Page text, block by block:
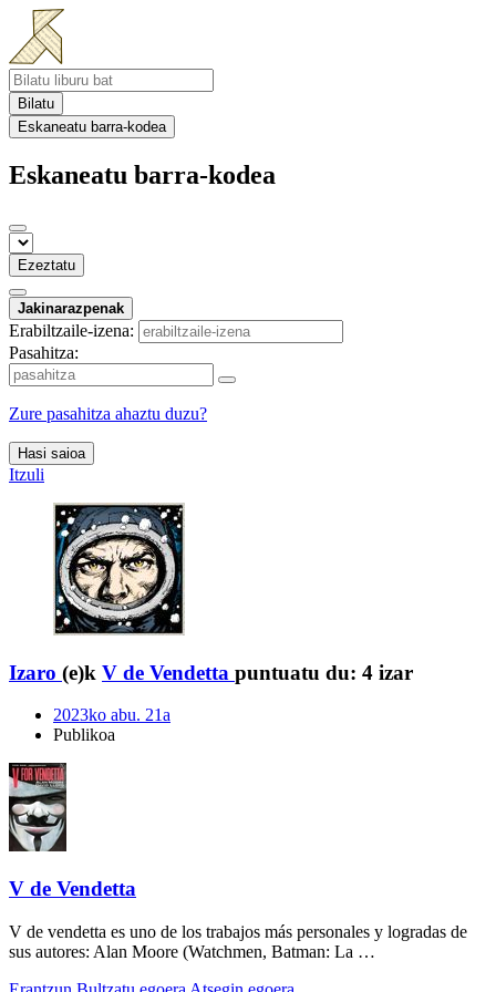
Bilatu
Eskaneatu barra-kodea
Eskaneatu barra-kodea
Ezeztatu
Jakinarazpenak
Erabiltzaile-izena:
Pasahitza:
Zure pasahitza ahaztu duzu?
Hasi saioa
Itzuli
Izaro (e)k V de Vendetta puntuatu du: 4 izar
2023ko abu. 21a
Publikoa
V de Vendetta
V de vendetta es uno de los trabajos más personales y logradas de
sus autores: Alan Moore (Watchmen, Batman: La …